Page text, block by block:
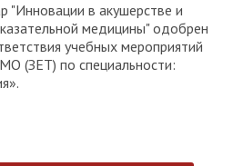
"Инновации в акушерстве и
медицины" одобрен
учебных мероприятий
(ЗЕТ) по специальности: